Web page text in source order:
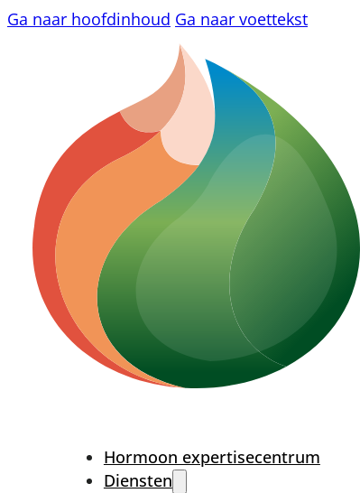
Ga naar hoofdinhoud Ga naar voettekst
Hormoon expertisecentrum
Diensten